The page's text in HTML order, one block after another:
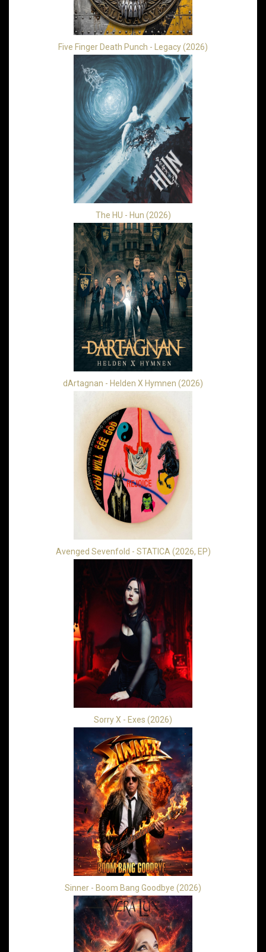
Five Finger Death Punch - Legacy (2026)
The HU - Hun (2026)
dArtagnan - Helden X Hymnen (2026)
Avenged Sevenfold - STATICA (2026, EP)
Sorry X - Exes (2026)
Sinner - Boom Bang Goodbye (2026)